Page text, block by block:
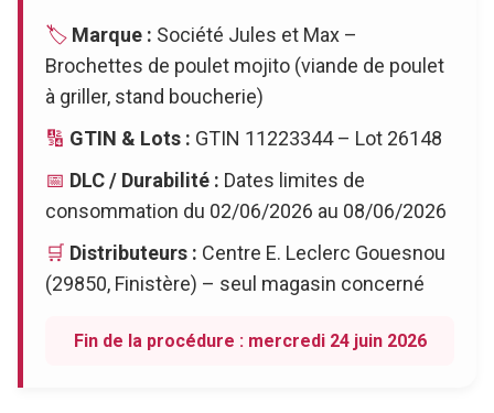
🏷️ Marque : Société Jules et Max –
Brochettes de poulet mojito (viande de poulet
à griller, stand boucherie)
🔢 GTIN & Lots : GTIN 11223344 – Lot 26148
📅 DLC / Durabilité : Dates limites de
consommation du 02/06/2026 au 08/06/2026
🛒 Distributeurs : Centre E. Leclerc Gouesnou
(29850, Finistère) – seul magasin concerné
Fin de la procédure : mercredi 24 juin 2026